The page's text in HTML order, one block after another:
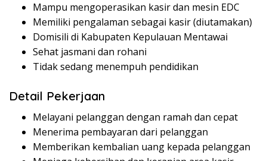
Mampu mengoperasikan kasir dan mesin EDC
Memiliki pengalaman sebagai kasir (diutamakan)
Domisili di Kabupaten Kepulauan Mentawai
Sehat jasmani dan rohani
Tidak sedang menempuh pendidikan
Detail Pekerjaan
Melayani pelanggan dengan ramah dan cepat
Menerima pembayaran dari pelanggan
Memberikan kembalian uang kepada pelanggan